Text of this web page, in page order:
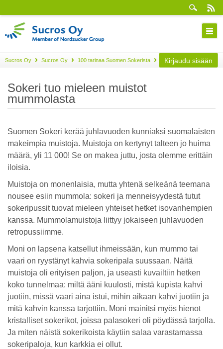
Sucros Oy Sucros Oy 100 tarinaa Suomen Sokerista Osa 73
Kirjaudu sisään
Sokeri tuo mieleen muistot
mummolasta
Suomen Sokeri kerää juhlavuoden kunniaksi suomalaisten
makeimpia muistoja. Muistoja on kertynyt talteen jo huima
määrä, yli 11 000! Se on makea juttu, josta olemme erittäin
iloisia.
Muistoja on monenlaisia, mutta yhtenä selkeänä teemana
nousee esiin mummola: sokeri ja menneisyydestä tutut
sokeripussit tuovat mieleen yhteiset hetket isovanhempien
kanssa. Mummolamuistoja liittyy jokaiseen juhlavuoden
retropussiimme.
Moni on lapsena katsellut ihmeissään, kun mummo tai
vaari on ryystänyt kahvia sokeripala suussaan. Näitä
muistoja oli erityisen paljon, ja useasti kuvailtiin hetken
koko tunnelmaa: miltä ääni kuulosti, mistä kupista kahvi
juotiin, missä vaari aina istui, mihin aikaan kahvi juotiin ja
mitä kahvin kanssa tarjottiin. Moni mainitsi myös hienot
kristalliset sokerikot, joissa palasokeri oli pöydässä tarjolla.
Ja miten näistä sokerikoista käytiin salaa varastamassa
sokeripaloja, kun karkkia ei ollut.